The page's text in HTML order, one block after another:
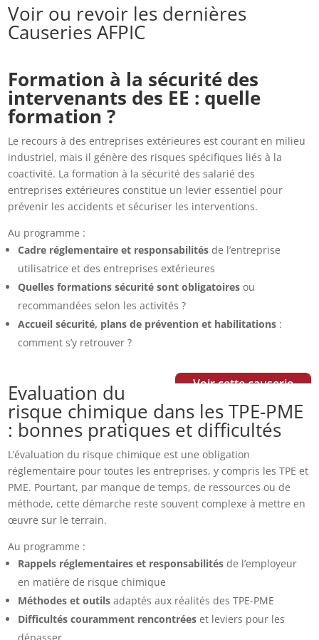
Voir ou revoir les dernières
Causeries AFPIC
Formation à la sécurité des
intervenants des EE : quelle
formation ?
Le recours à des entreprises extérieures est courant en milieu
industriel, mais il génère des risques spécifiques liés à la
coactivité. La formation à la sécurité des salarié des
entreprises extérieures constitue un levier essentiel pour
prévenir les accidents et sécuriser les interventions.
Au programme :
Cadre réglementaire et responsabilités de l’entreprise
utilisatrice et des entreprises extérieures
Quelles formations sécurité sont obligatoires ou
recommandées selon les activités ?
Accueil sécurité, plans de prévention et habilitations :
comment s’y retrouver ?
Voir cette causerie
Evaluation du
risque chimique dans les TPE-PME
: bonnes pratiques et difficultés
L’évaluation du risque chimique est une obligation
réglementaire pour toutes les entreprises, y compris les TPE et
PME. Pourtant, par manque de temps, de ressources ou de
méthode, cette démarche reste souvent complexe à mettre en
œuvre sur le terrain.
Au programme :
Rappels réglementaires et responsabilités de l’employeur
en matière de risque chimique
Méthodes et outils adaptés aux réalités des TPE-PME
Difficultés couramment rencontrées et leviers pour les